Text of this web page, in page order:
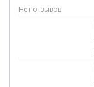
Нет отзывов